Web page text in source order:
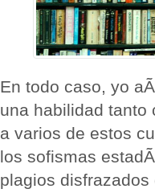
En todo caso, yo
una habilidad tanto
a varios de estos
los sofismas
plagios